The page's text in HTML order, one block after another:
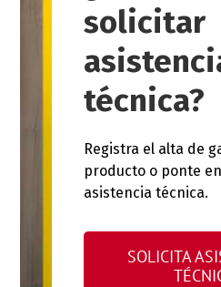
solicitar
técnica?
Registra el alta de
producto o ponte
asistencia técnica.
SOLICITA